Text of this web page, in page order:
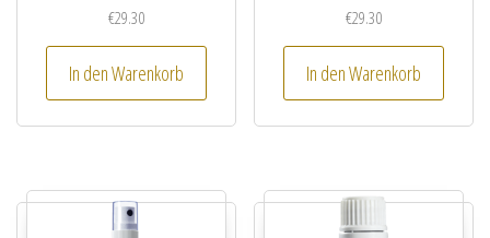
€29.30
In den Warenkorb
€29.30
In den Warenkorb